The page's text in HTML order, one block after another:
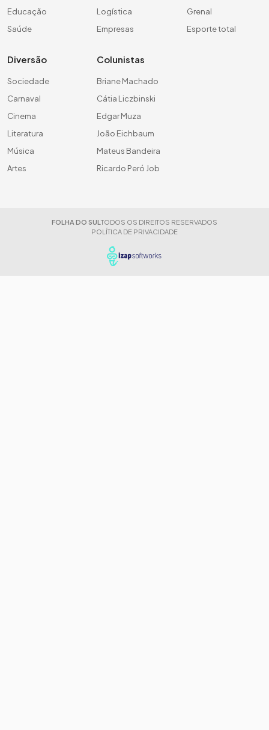
Educação
Saúde
Logística
Empresas
Grenal
Esporte total
Diversão
Sociedade
Carnaval
Cinema
Literatura
Música
Artes
Colunistas
Briane Machado
Cátia Liczbinski
Edgar Muza
João Eichbaum
Mateus Bandeira
Ricardo Peró Job
FOLHA DO SUL TODOS OS DIREITOS RESERVADOS
POLÍTICA DE PRIVACIDADE